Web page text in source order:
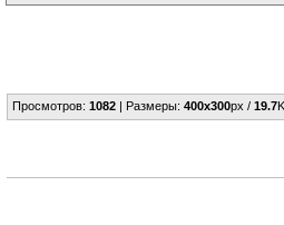
Просмотров: 1082 | Размеры: 400x300px / 19.7